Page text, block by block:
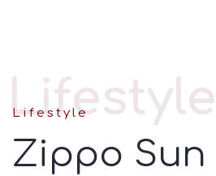
Lifestyle
Lifestyle
Zippo Sun